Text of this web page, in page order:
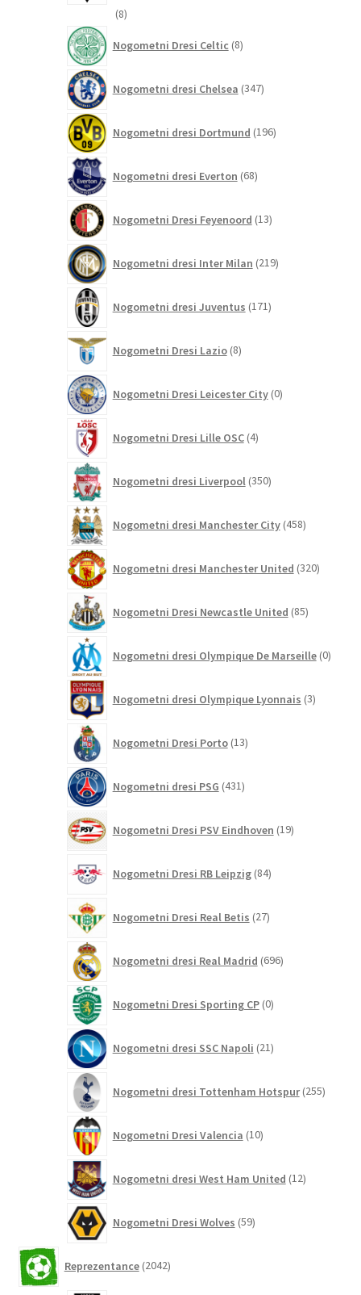
88
Nogometni Dresi Celtic 8izdelkov
Nogometni dresi Chelsea 347izdelkov
Nogometni dresi Dortmund 196izdelkov
Nogometni dresi Everton 68izdelkov
Nogometni Dresi Feyenoord 13izdelkov
Nogometni dresi Inter Milan 219izdelkov
Nogometni dresi Juventus 171izdelkov
Nogometni Dresi Lazio 8izdelkov
Nogometni Dresi Leicester City 0izdelkov
Nogometni Dresi Lille OSC 4izdelki
Nogometni dresi Liverpool 350izdelkov
Nogometni dresi Manchester City 458izdelkov
Nogometni dresi Manchester United 320izdelkov
Nogometni Dresi Newcastle United 85izdelkov
Nogometni dresi Olympique De Marseille 0
Nogometni dresi Olympique Lyonnais 3izdelki
Nogometni Dresi Porto 13izdelkov
Nogometni dresi PSG 431izdelkov
Nogometni Dresi PSV Eindhoven 19izdelkov
Nogometni Dresi RB Leipzig 84izdelkov
Nogometni Dresi Real Betis 27izdelkov
Nogometni dresi Real Madrid 696izdelkov
Nogometni Dresi Sporting CP 0izdelkov
Nogometni dresi SSC Napoli 21izdelkov
Nogometni dresi Tottenham Hotspur 255
Nogometni Dresi Valencia 10izdelkov
Nogometni dresi West Ham United 12izdelkov
Nogometni Dresi Wolves 59izdelkov
Reprezentance 2042izdelkov